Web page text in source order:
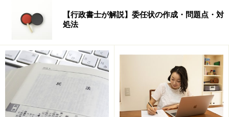
業務選択は最初の試練です。
【行政書士が解説】委任状の作成・問題点・対
処法